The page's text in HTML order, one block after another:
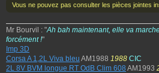
Vous ne pouvez pas consulter les pièces jointes
Mr Bourvil : "Ah bah maintenant, elle va
forcément !"
Imp 3D
Corsa A 1,2L Viva bleu AM1988 1988 CIC
2L 8V BVM longue RT OdB Clim 608 AM1993